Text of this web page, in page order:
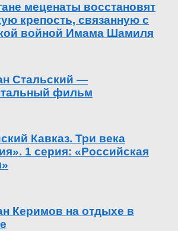
меценаты восстановят
крепость, связанную с
войной Имама Шамиля
Стальский —
фильм
Кавказ. Три века
1 серия: «Российская
Керимов на отдыхе в